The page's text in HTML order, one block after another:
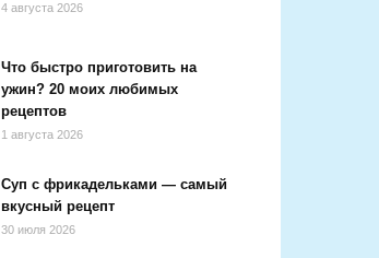
4 августа 2026
Что быстро приготовить на
ужин? 20 моих любимых
рецептов
1 августа 2026
Суп с фрикадельками — самый
вкусный рецепт
30 июля 2026